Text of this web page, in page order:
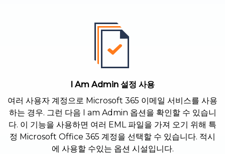
I Am Admin 설정 사용
여러 사용자 계정으로 Microsoft 365 이메일 서비스를 사용
하는 경우. 그런 다음 I am Admin 옵션을 확인할 수 있습니
다. 이 기능을 사용하면 여러 EML 파일을 가져 오기 위해 특
정 Microsoft Office 365 계정을 선택할 수 있습니다. 적시
에 사용할 수있는 옵션 시설입니다.